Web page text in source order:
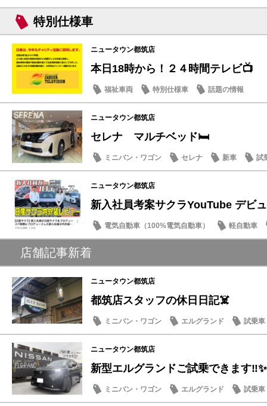
特別仕様車
ニュータウン都筑店
本日18時から！２４時間テレビ📺
福祉車両 特別仕様車 話題の情報
ニュータウン都筑店
セレナ マルチベッド🛏️
ミニバン・ワゴン セレナ 新車 試
ニュータウン都筑店
新入社員考案サクラYouTube デビ
電気自動車（100%電気自動車） 軽自動車
店舗記事新着
ニュータウン都筑店
都筑店スタッフの休日日記☠️
ミニバン・ワゴン エルグランド
試乗車
豆知識
ニュータウン都筑店
新型エルグランドご試乗できます‼️✨
ミニバン・ワゴン エルグランド
試乗車